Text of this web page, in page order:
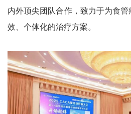
内外顶尖团队合作，致力于为食
效、个体化的治疗方案。